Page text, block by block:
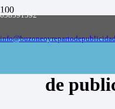
658591592
Empresa de buzoneo y
de